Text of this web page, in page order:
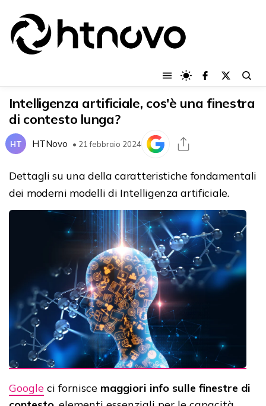
Intelligenza artificiale, cos'è una finestra
di contesto lunga?
HT HTNovo • 21 febbraio 2024
Dettagli su una della caratteristiche fondamentali
dei moderni modelli di Intelligenza artificiale.
Google ci fornisce maggiori info sulle finestre di